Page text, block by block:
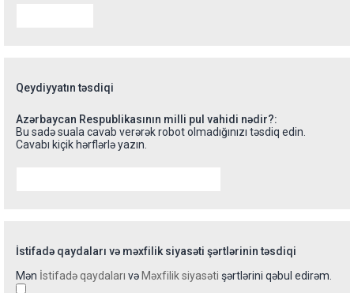
Qeydiyyatın təsdiqi
Azərbaycan Respublikasının milli pul vahidi nədir?:
Bu sadə suala cavab verərək robot olmadığınızı təsdiq edin.
Cavabı kiçik hərflərlə yazın.
İstifadə qaydaları və məxfilik siyasəti şərtlərinin təsdiqi
Mən İstifadə qaydaları vəMəxfilik siyasəti şərtlərini qəbul edirəm.